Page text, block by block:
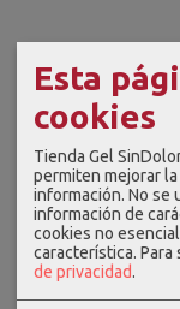
Esta
cookies
Tienda Gel
permiten mejorar
información. No se
información de
cookies no
característica. Para
de privacidad.